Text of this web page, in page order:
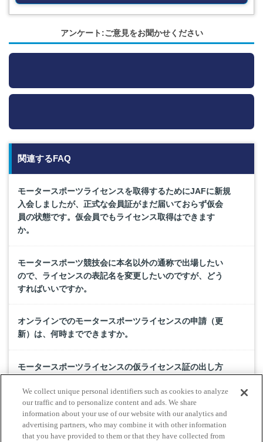
アンケート:ご意見をお聞かせください
関連するFAQ
モータースポーツライセンスを取得するためにJAFに新規
入会しましたが、正式な会員証がまだ届いておらず仮会
員の状態です。仮会員でもライセンス取得はできます
か。
モータースポーツ競技会に本名以外の通称で出場したい
ので、ライセンスの表記名を変更したいのですが、どう
すればいいですか。
オンラインでのモータースポーツライセンスの申請（更
新）は、何時までできますか。
モータースポーツライセンスの仮ライセンス証の出し方
モータースポーツライセンスのデジタル表示やWebライ
センス証の発行は可能ですか。
We collect unique personal identifiers such as cookies to analyze
our traffic and to personalize content and ads. We share
information about your use of our website with our analytics and
advertising partners, who may combine it with other information
that you have provided to them or that they have collected from